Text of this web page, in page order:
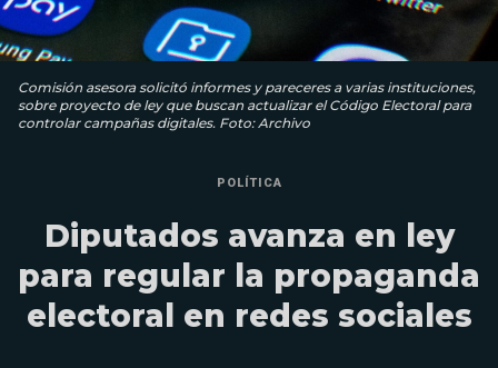
Comisión asesora solicitó informes y pareceres a varias instituciones,
sobre proyecto de ley que buscan actualizar el Código Electoral para
controlar campañas digitales. Foto: Archivo
POLÍTICA
Diputados avanza en ley
para regular la propaganda
electoral en redes sociales